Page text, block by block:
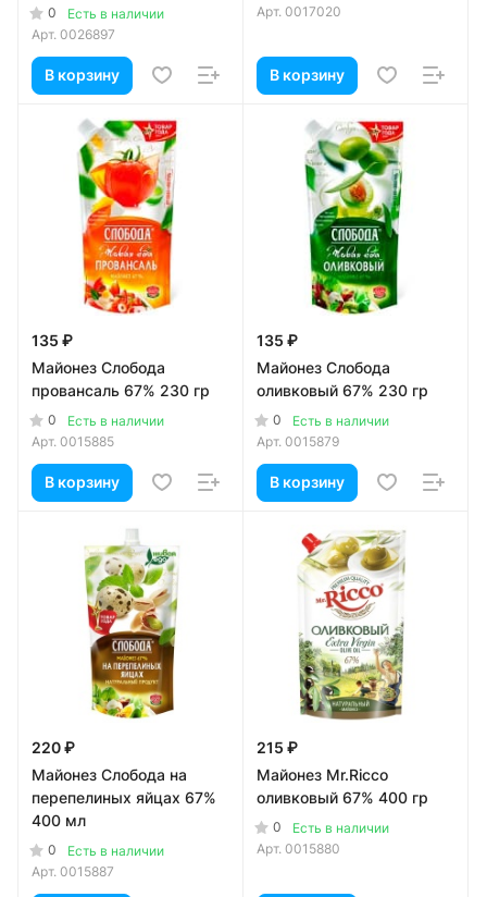
0
Есть в наличии
Арт. 0026897
В корзину
Арт. 0017020
В корзину
135 ₽
Майонез Слобода
провансаль 67% 230 гр
0
Есть в наличии
Арт. 0015885
В корзину
135 ₽
Майонез Слобода
оливковый 67% 230 гр
0
Есть в наличии
Арт. 0015879
В корзину
220 ₽
Майонез Слобода на
перепелиных яйцах 67%
400 мл
0
Есть в наличии
Арт. 0015887
215 ₽
Майонез Mr.Ricco
оливковый 67% 400 гр
0
Есть в наличии
Арт. 0015880